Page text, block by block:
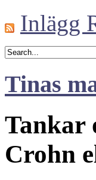
Inlägg
Tinas
Tankar
Crohn